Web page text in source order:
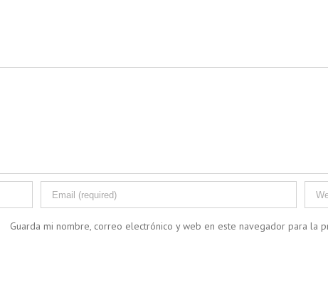
Guarda mi nombre, correo electrónico y web en este navegador para la